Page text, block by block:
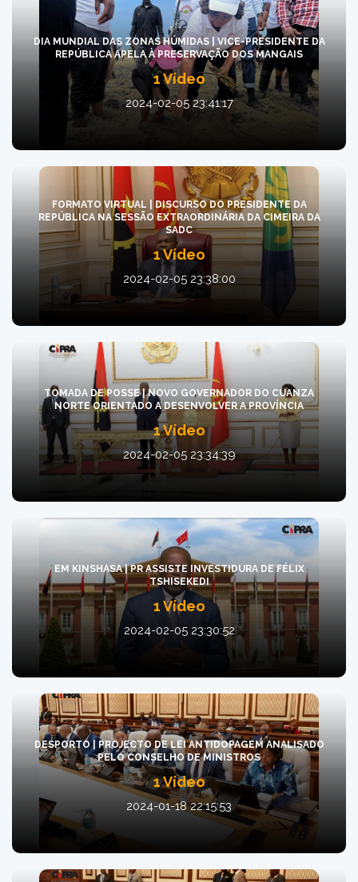
DIA MUNDIAL DAS ZONAS HÚMIDAS | VICE-PRESIDENTE DA
REPÚBLICA APELA À PRESERVAÇÃO DOS MANGAIS
1 Vídeo
2024-02-05 23:41:17
FORMATO VIRTUAL | DISCURSO DO PRESIDENTE DA
REPÚBLICA NA SESSÃO EXTRAORDINÁRIA DA CIMEIRA DA
SADC
1 Vídeo
2024-02-05 23:38:00
TOMADA DE POSSE | NOVO GOVERNADOR DO CUANZA
NORTE ORIENTADO A DESENVOLVER A PROVÍNCIA
1 Vídeo
2024-02-05 23:34:39
EM KINSHASA | PR ASSISTE INVESTIDURA DE FÉLIX
TSHISEKEDI
1 Vídeo
2024-02-05 23:30:52
DESPORTO | PROJECTO DE LEI ANTIDOPAGEM ANALISADO
PELO CONSELHO DE MINISTROS
1 Vídeo
2024-01-18 22:15:53